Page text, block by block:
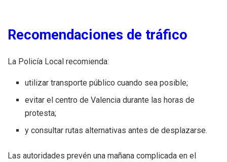
Recomendaciones de tráfico
La Policía Local recomienda:
utilizar transporte público cuando sea posible;
evitar el centro de Valencia durante las horas de
protesta;
y consultar rutas alternativas antes de desplazarse.
Las autoridades prevén una mañana complicada en el